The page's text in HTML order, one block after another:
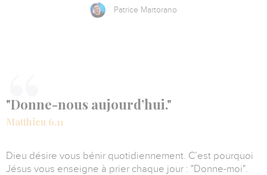
Patrice Martorano
"Donne-nous aujourd’hui."
Matthieu 6.11
Dieu désire vous bénir quotidiennement. C’est pourquoi
Jésus vous enseigne à prier chaque jour : "Donne-moi".